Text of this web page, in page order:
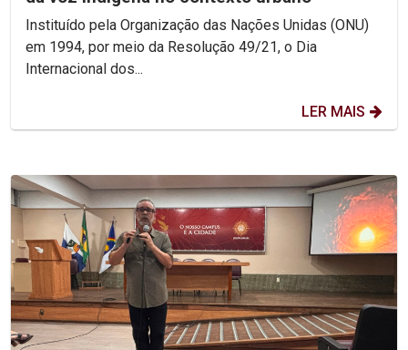
Instituído pela Organização das Nações Unidas (ONU)
em 1994, por meio da Resolução 49/21, o Dia
Internacional dos...
LER MAIS